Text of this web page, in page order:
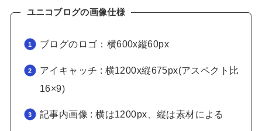
ユニコブログの画像仕様
ブログのロゴ：横600x縦60px
アイキャッチ : 横1200x縦675px(アスペクト比
16×9)
記事内画像 : 横は1200px、縦は素材による